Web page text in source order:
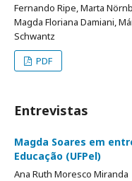
Fernando Ripe, Marta
Magda Floriana Damiani,
Schwantz
PDF
Entrevistas
Magda Soares em
Educação (UFPel)
Ana Ruth Moresco Miranda